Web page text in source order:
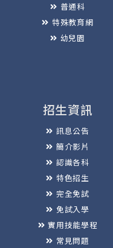
普通科
特殊教育網
幼兒園
招生資訊
訊息公告
簡介影片
認識各科
特色招生
完全免試
免試入學
實用技能學程
常見問題